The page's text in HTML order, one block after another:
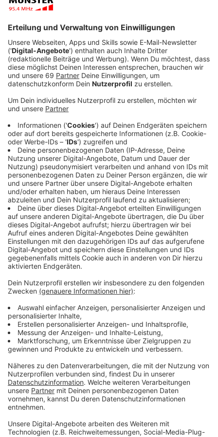
Infektionstreiber.
Veröffentlicht:Mittwoch, 31.03.2021 17:49
Anzeige
In einem Studierendenwohnheim wurden jetzt
mindestens sechs infizierte Partygäste ermittelt. Sie
hatten an einer Feier ohne Abstands- und
Hygieneregeln teilgenommen. Mehr als 80 weitere
Gäste sind in Quarantäne. Darüber hinaus würden sich
Münsteraner nach positiven Schnelltests nicht beim
Gesundheitsamt melden und seien auch nicht zu
erreichen, sagt Krisenstabsleiter Wolfgang Heuer:
„Das können wir nicht akzeptieren“.
Anzeige
Diskussion über neue Verbote
Anzeige
Ob die Stadt weitere Maßnahmen oder Verbote für
bestimmte Plätze etwa am Aasee, am Kanal oder am
Hafen ergreifen will, ist aktuell noch unklar. Hier
wurden in den vergangenen Tagen wiederholt die
nötigen Abstände nicht eingehalten. „Wir alle
verstehen, dass man bei wärmeren Temperaturen und
Sonnenschein etwas lockerer wird – dies erscheint
angesichts der aktuellen Situation jedoch nicht
angemessen“, sagt Heuer. Der Krisenstab will in seiner
nächsten Sitzung über weitere Maßnahmen
diskutieren.
Anzeige